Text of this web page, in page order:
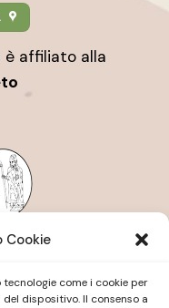
Cookie
come i cookie per
dispositivo. Il consenso a
è affiliato alla
| San Pietro